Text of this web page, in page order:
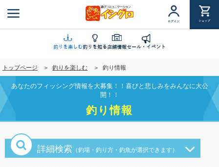
ン
に
移
動
ログイン ショップ
釣りを楽しむ釣りを知る店舗情報セール・イベント
トップページ 釣りを楽しむ 釣り情報
あなたのフィッシング情報を大募集！！喜びと悲しみをみんなに大公
開！！
釣り情報
詳細検索 （釣場・釣り方・釣魚が選択できます）